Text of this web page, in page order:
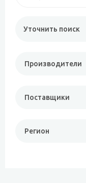
Уточнить поиск
Производители
Поставщики
Регион